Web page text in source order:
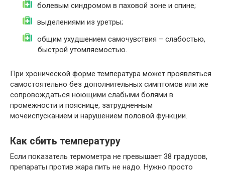
болевым синдромом в паховой зоне и спине;
выделениями из уретры;
общим ухудшением самочувствия – слабостью,
быстрой утомляемостью.
При хронической форме температура может проявляться
самостоятельно без дополнительных симптомов или же
сопровождаться ноющими слабыми болями в
промежности и пояснице, затрудненным
мочеиспусканием и нарушением половой функции.
Как сбить температуру
Если показатель термометра не превышает 38 градусов,
препараты против жара пить не надо. Нужно просто